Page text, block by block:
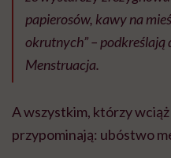
papierosów, kawy na
okrutnych” –
Menstruacja.
A wszystkim, którzy
przypominają: ubóstwo